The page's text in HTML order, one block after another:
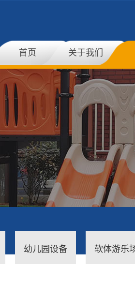
首页 关于我们
幼儿园设备 软体游乐